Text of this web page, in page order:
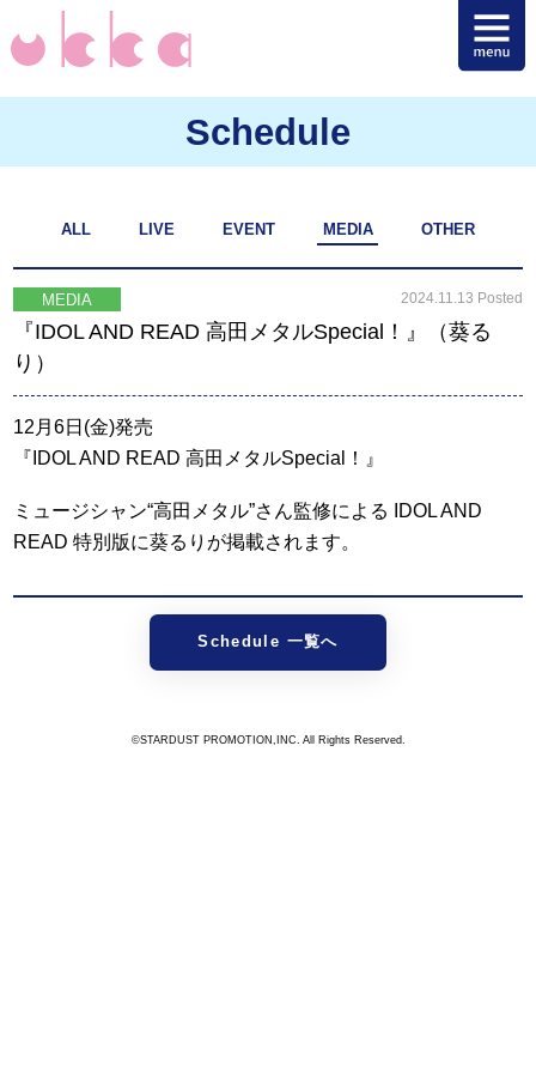
Schedule
ALL LIVE EVENT MEDIA OTHER
MEDIA 2024.11.13 Posted
『IDOL AND READ 高田メタルSpecial！』（葵る
り）
12月6日(金)発売
『IDOL AND READ 高田メタルSpecial！』
ミュージシャン“高田メタル”さん監修による IDOL AND
READ 特別版に葵るりが掲載されます。
Schedule 一覧へ
©STARDUST PROMOTION,INC. All Rights Reserved.